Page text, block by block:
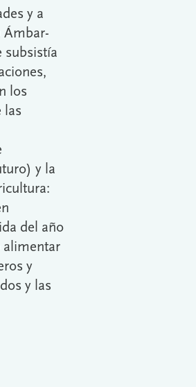
y a
Ámbar-
subsistía
los
las
y la
del año
alimentar
y
y las